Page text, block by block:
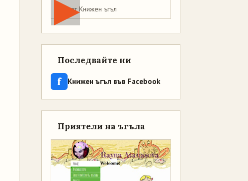
Мая от Книжен ъгъл
Последвайте ни
f Книжен ъгъл във Facebook
Приятели на ъгъла